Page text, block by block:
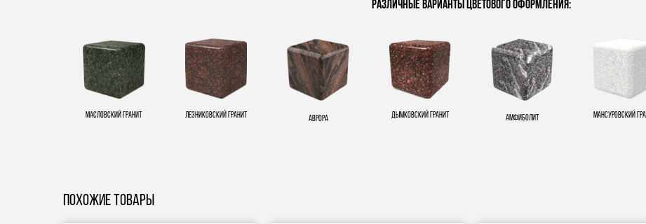
Различные варианты цветового оформления:
Масловский гранит Лезниковский гранит Аврора Дымковский гранит Амфиболит Мансуровский
Похожие товары